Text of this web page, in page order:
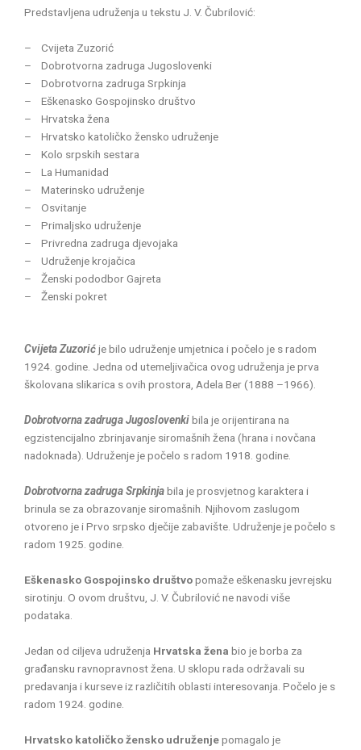
Predstavljena udruženja u tekstu J. V. Čubrilović:
– Cvijeta Zuzorić
– Dobrotvorna zadruga Jugoslovenki
– Dobrotvorna zadruga Srpkinja
– Eškenasko Gospojinsko društvo
– Hrvatska žena
– Hrvatsko katoličko žensko udruženje
– Kolo srpskih sestara
– La Humanidad
– Materinsko udruženje
– Osvitanje
– Primaljsko udruženje
– Privredna zadruga djevojaka
– Udruženje krojačica
– Ženski pododbor Gajreta
– Ženski pokret
Cvijeta Zuzorićje bilo udruženje umjetnica i počelo je s radom
1924. godine. Jedna od utemeljivačica ovog udruženja je prva
školovana slikarica s ovih prostora, Adela Ber (1888 –1966).
Dobrotvorna zadruga Jugoslovenkibila je orijentirana na
egzistencijalno zbrinjavanje siromašnih žena (hrana i novčana
nadoknada). Udruženje je počelo s radom 1918. godine.
Dobrotvorna zadruga Srpkinjabila je prosvjetnog karaktera i
brinula se za obrazovanje siromašnih. Njihovom zaslugom
otvoreno je i Prvo srpsko dječije zabavište. Udruženje je počelo s
radom 1925. godine.
Eškenasko Gospojinsko društvopomaže eškenasku jevrejsku
sirotinju. O ovom društvu, J. V. Čubrilović ne navodi više
podataka.
Jedan od ciljeva udruženja Hrvatska žena bio je borba za
građansku ravnopravnost žena. U sklopu rada održavali su
predavanja i kurseve iz različitih oblasti interesovanja. Počelo je s
radom 1924. godine.
Hrvatsko katoličko žensko udruženjepomagalo je